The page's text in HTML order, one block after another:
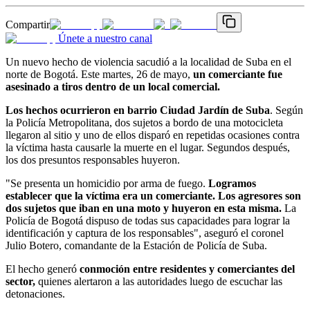
Compartir
Únete a nuestro canal
Un nuevo hecho de violencia sacudió a la localidad de Suba en el
norte de Bogotá. Este martes, 26 de mayo, un comerciante fue
asesinado a tiros dentro de un local comercial.
Los hechos ocurrieron en barrio Ciudad Jardín de Suba. Según
la Policía Metropolitana, dos sujetos a bordo de una motocicleta
llegaron al sitio y uno de ellos disparó en repetidas ocasiones contra
la víctima hasta causarle la muerte en el lugar. Segundos después,
los dos presuntos responsables huyeron.
"Se presenta un homicidio por arma de fuego. Logramos
establecer que la víctima era un comerciante. Los agresores son
dos sujetos que iban en una moto y huyeron en esta misma. La
Policía de Bogotá dispuso de todas sus capacidades para lograr la
identificación y captura de los responsables", aseguró el coronel
Julio Botero, comandante de la Estación de Policía de Suba.
El hecho generó conmoción entre residentes y comerciantes del
sector, quienes alertaron a las autoridades luego de escuchar las
detonaciones.